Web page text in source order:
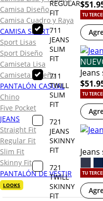
Camisa Diseño
Camisa Cuadro y Raya
CAMISA SPORT
Sport Lisas
Sport Diseño
Camiseta Lisa
Camiseta Diseño
PANTALÓN CASUAL
Chino
Five Pocket
JEANS
Straight Fit
Regular Fit
Slim Fit
Skinny Fit
PANTALÓN DE VESTIR
LOOKS
REGULAR
FIT
711
JEANS
SLIM
FIT
711
TWILL
SLIM
FIT
721
JEANS
SKINNY
FIT
721
TWILL
SKINNY
FIT
TU
TU
TU